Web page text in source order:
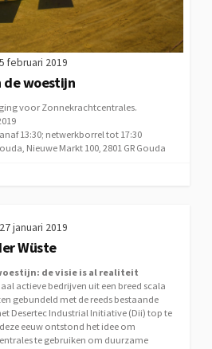
5 februari 2019
de woestijn
voor Zonnekrachtcentrales.
13:30; netwerkborrel tot 17:30
Nieuwe Markt 100, 2801 GR Gouda
27 januari 2019
Wüste
de visie is al realiteit
actieve bedrijven uit een breed scala
gebundeld met de reeds bestaande
Desertec Industrial Initiative (Dii) top te
eeuw ontstond het idee om
te gebruiken om duurzame